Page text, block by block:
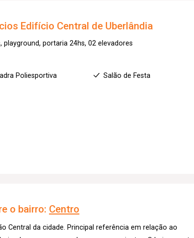
Edifício Central de Uberlândia
portaria 24hs, 02 elevadores
Poliesportiva
Salão de Festa
o bairro: Centro
Central da cidade. Principal referência em relação ao